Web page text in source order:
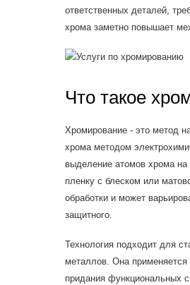
ответственных деталей,
хрома заметно повышает
Что такое
Хромирование - это метод
хрома методом
выделение атомов хрома
пленку с блеском или
обработки и может
защитного.
Технология подходит для
металлов. Она
придания функциональных